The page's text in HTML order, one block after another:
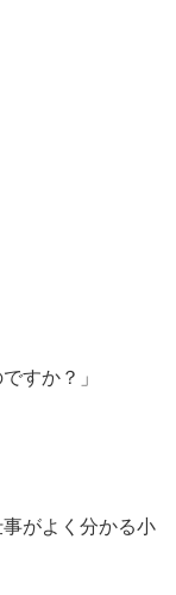
すか？」
がよく分かる小